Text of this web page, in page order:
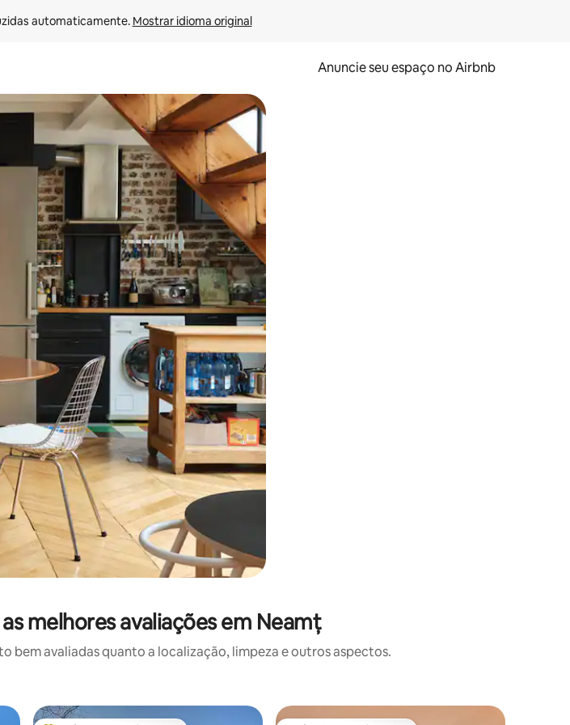
automaticamente. Mostrar idioma original
Anuncie seu espaço no Airbnb
e para baixo do teclado ou tocando e deslizando o dedo na tela.
melhores avaliações em Neamț
bem avaliadas quanto a localização, limpeza e outros aspectos.